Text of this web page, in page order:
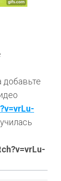
добавьте